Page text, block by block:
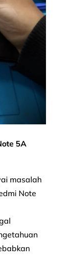
5A
masalah
Note